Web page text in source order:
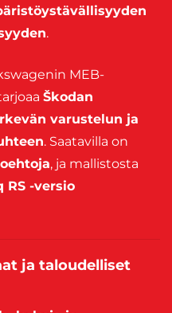
.
MEB-
Škodan
varustelun ja
. Saatavilla on
, ja mallistosta
RS -versio
ja taloudelliset